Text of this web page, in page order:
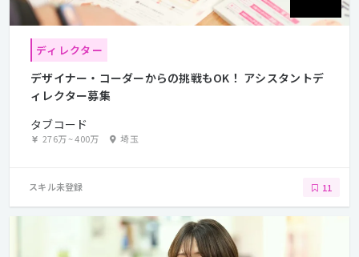
ディレクター
デザイナー・コーダーからの挑戦もOK！ アシスタントデ
ィレクター募集
タブコード
276万~400万 埼玉
スキル未登録 11